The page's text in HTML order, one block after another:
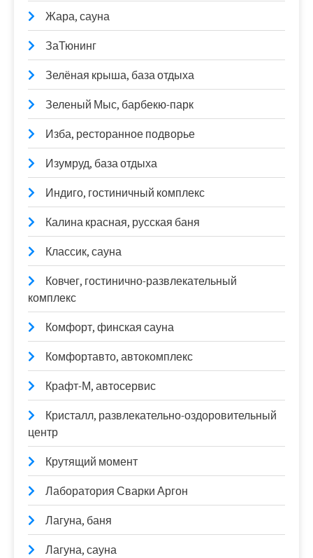
Жара, сауна
ЗаТюнинг
Зелёная крыша, база отдыха
Зеленый Мыс, барбекю-парк
Изба, ресторанное подворье
Изумруд, база отдыха
Индиго, гостиничный комплекс
Калина красная, русская баня
Классик, сауна
Ковчег, гостинично-развлекательный
комплекс
Комфорт, финская сауна
Комфортавто, автокомплекс
Крафт-М, автосервис
Кристалл, развлекательно-оздоровительный
центр
Крутящий момент
Лаборатория Сварки Аргон
Лагуна, баня
Лагуна, сауна